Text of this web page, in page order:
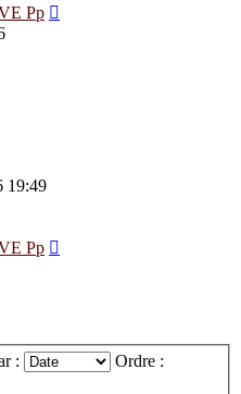
Pp
19:49
Pp
: Ordre :